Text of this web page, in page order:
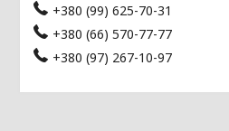
+380 (99) 625-70-31
+380 (66) 570-77-77
+380 (97) 267-10-97